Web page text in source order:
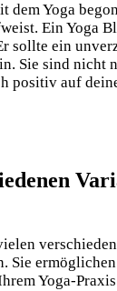
dem ​Yoga
Ein ​Yoga
‍sollte ein
‍Sie ‍sind nicht
positiv auf
Sie‌
Yoga-